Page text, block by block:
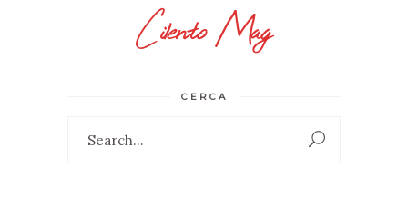
Cilento Mag
CERCA